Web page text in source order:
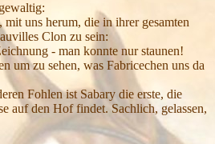
uns herum, die in ihrer gesamten
Clon zu sein:
- man konnte nur staunen!
um zu sehen, was Fabricechen uns da
Fohlen ist Sabary die erste, die
auf den Hof findet. Sachlich, gelassen,